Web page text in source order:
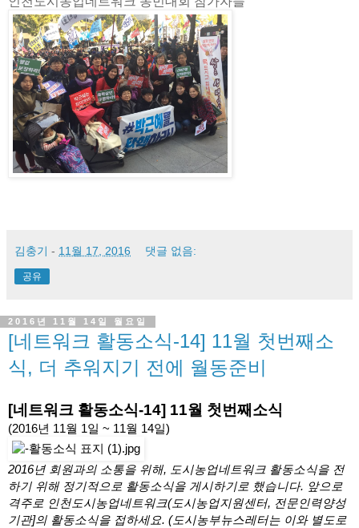
김충기 - 11월 17, 2016 댓글 없음:
공유
2016년 11월 14일 월요일
[네트워크 활동소식-14] 11월 첫번째소
식, 더 추워지기 전에 월동준비
[네트워크 활동소식-14] 11월 첫번째소식
(2016년 11월 1일 ~ 11월 14일)
2016년 회원과의 소통을 위해, 도시농업네트워크 활동소식을 전
하기 위해 정기적으로 활동소식을 게시하기로 했습니다. 앞으로
격주로 인천도시농업네트워크(도시농업지원센터, 전문인력양성
기관]의 활동소식을 접하세요. (도시농부뉴스레터는 이와 별도로